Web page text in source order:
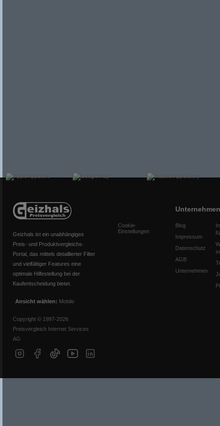
Geizhals ist ein unabhängiges
Preis- und Produktvergleichs-
Portal, das mittels detaillierter Filter
und vielfältiger Features eine
optimale Hilfestellung bei der
Kaufentscheidung bietet.
Ansicht wählen: Mobile
Copyright © 1997-2026
Preisvergleich Internet Services
AG
Cookie-
Einstellungen
Unternehmen
Blog
Impressum
Datenschutz
AGB
Unternehmen